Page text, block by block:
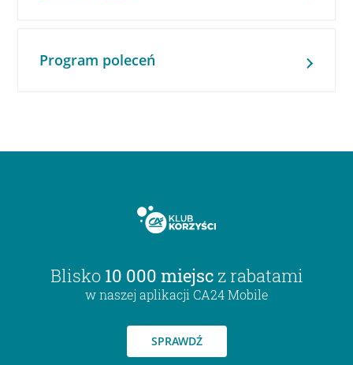
Program poleceń
Blisko 10 000 miejsc z rabatami
w naszej aplikacji CA24 Mobile
SPRAWDŹ